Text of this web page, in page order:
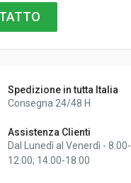
Spedizione in tutta Italia
Consegna 24/48 H
Assistenza Clienti
Dal Lunedì al Venerdì - 8.00-
12.00; 14.00-18.00